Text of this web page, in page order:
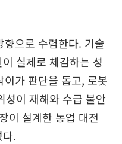
으로 수렴한다. 기술
실제로 체감하는 성
가 판단을 돕고, 로봇
성이 재해와 수급 불안
이 설계한 농업 대전
.